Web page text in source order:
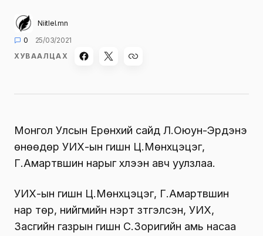
Niitlel.mn
0
25/03/2021
ХУВААЛЦАХ
Монгол Улсын Ерөнхий сайд Л.Оюун-Эрдэнэ
өнөөдөр УИХ-ын гишүүн Ц.Мөнхцэцэг,
Г.Амартүвшин нарыг хүлээн авч уулзлаа.
УИХ-ын гишүүн Ц.Мөнхцэцэг, Г.Амартүвшин
нар төр, нийгмийн нэрт зүтгэлсэн, УИХ,
Засгийн газрын гишүүн С.Зоригийн амь насаа